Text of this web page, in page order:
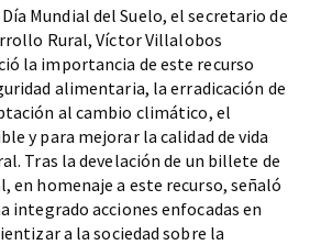
Mundial del Suelo, el secretario de
Rural, Víctor Villalobos
la importancia de este recurso
alimentaria, la erradicación de
al cambio climático, el
y para mejorar la calidad de vida
Tras la develación de un billete de
en homenaje a este recurso, señaló
integrado acciones enfocadas en
a la sociedad sobre la